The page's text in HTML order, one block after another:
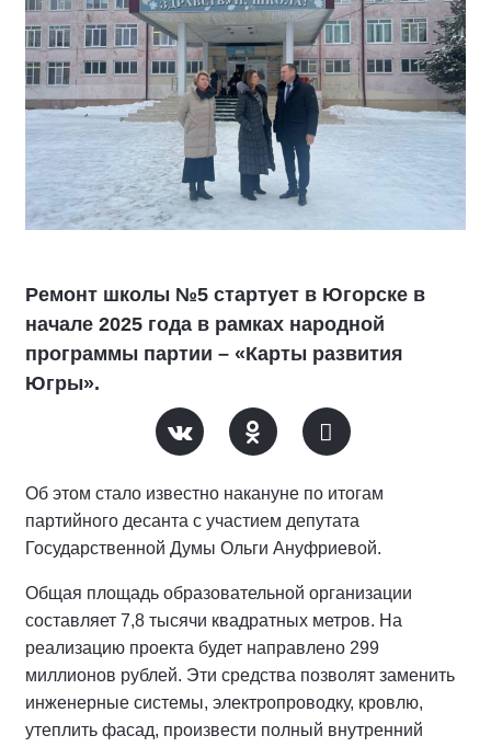
Ремонт школы №5 стартует в Югорске в
начале 2025 года в рамках народной
программы партии – «Карты развития
Югры».
Об этом стало известно накануне по итогам
партийного десанта с участием депутата
Государственной Думы Ольги Ануфриевой.
Общая площадь образовательной организации
составляет 7,8 тысячи квадратных метров. На
реализацию проекта будет направлено 299
миллионов рублей. Эти средства позволят заменить
инженерные системы, электропроводку, кровлю,
утеплить фасад, произвести полный внутренний